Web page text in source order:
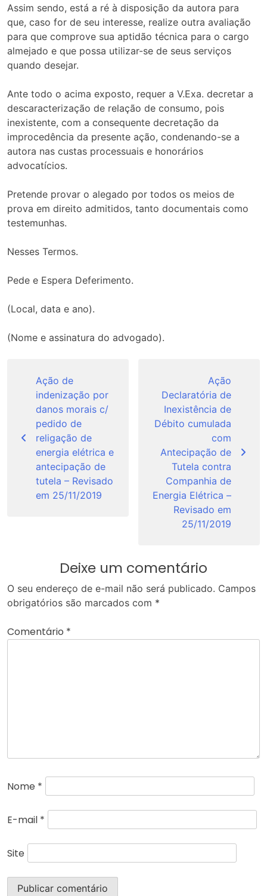
Assim sendo, está a ré à disposição da autora para
que, caso for de seu interesse, realize outra avaliação
para que comprove sua aptidão técnica para o cargo
almejado e que possa utilizar-se de seus serviços
quando desejar.
Ante todo o acima exposto, requer a V.Exa. decretar a
descaracterização de relação de consumo, pois
inexistente, com a consequente decretação da
improcedência da presente ação, condenando-se a
autora nas custas processuais e honorários
advocatícios.
Pretende provar o alegado por todos os meios de
prova em direito admitidos, tanto documentais como
testemunhas.
Nesses Termos.
Pede e Espera Deferimento.
(Local, data e ano).
(Nome e assinatura do advogado).
Post
Ação de
indenização por
danos morais c/
pedido de
religação de
energia elétrica e
antecipação de
tutela – Revisado
em 25/11/2019
Ação
Declaratória de
Inexistência de
Débito cumulada
com
Antecipação de
Tutela contra
Companhia de
Energia Elétrica –
Revisado em
25/11/2019
Deixe um comentário
O seu endereço de e-mail não será publicado. Campos
obrigatórios são marcados com *
Comentário *
Nome *
E-mail *
Site